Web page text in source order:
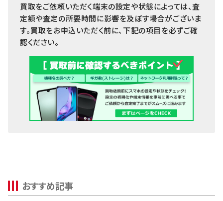
iPad
Arrowsタブ
Qua tab
MediaPad
LAVIE Tab
YOGA Tab
Apple Watch
買取をご依頼いただく端末の設定や状態によっては、査
定額や査定の所要時間に影響を及ぼす場合がございま
す。買取をお申込いただく前に、下記の項目を必ずご確
認ください。
おすすめ記事